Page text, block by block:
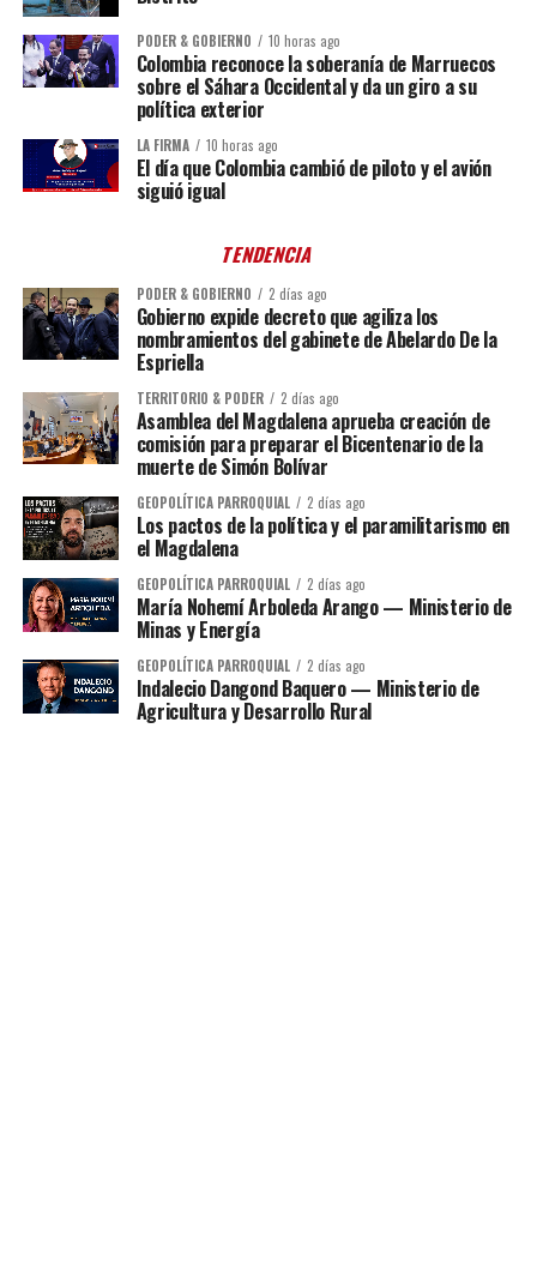
PODER & GOBIERNO 10 horas ago
Colombia reconoce la soberanía de Marruecos
sobre el Sáhara Occidental y da un giro a su
política exterior
LA FIRMA 10 horas ago
El día que Colombia cambió de piloto y el avión
siguió igual
TENDENCIA
PODER & GOBIERNO 2 días ago
Gobierno expide decreto que agiliza los
nombramientos del gabinete de Abelardo De la
Espriella
TERRITORIO & PODER 2 días ago
Asamblea del Magdalena aprueba creación de
comisión para preparar el Bicentenario de la
muerte de Simón Bolívar
GEOPOLÍTICA PARROQUIAL 2 días ago
Los pactos de la política y el paramilitarismo en
el Magdalena
GEOPOLÍTICA PARROQUIAL 2 días ago
María Nohemí Arboleda Arango — Ministerio de
Minas y Energía
GEOPOLÍTICA PARROQUIAL 2 días ago
Indalecio Dangond Baquero — Ministerio de
Agricultura y Desarrollo Rural